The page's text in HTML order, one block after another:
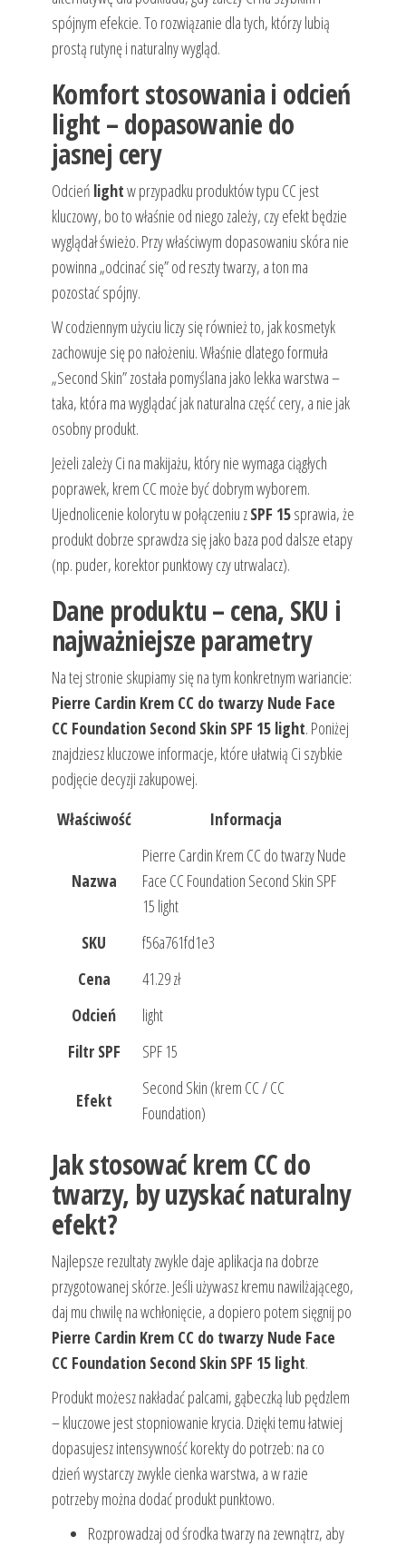
spójnym efekcie. To rozwiązanie dla tych, którzy lubią
prostą rutynę i naturalny wygląd.
Komfort stosowania i odcień
light – dopasowanie do
jasnej cery
Odcień lightw przypadku produktów typu CC jest
kluczowy, bo to właśnie od niego zależy, czy efekt będzie
wyglądał świeżo. Przy właściwym dopasowaniu skóra nie
powinna „odcinać się” od reszty twarzy, a ton ma
pozostać spójny.
W codziennym użyciu liczy się również to, jak kosmetyk
zachowuje się po nałożeniu. Właśnie dlatego formuła
„Second Skin” została pomyślana jako lekka warstwa –
taka, która ma wyglądać jak naturalna część cery, a nie jak
osobny produkt.
Jeżeli zależy Ci na makijażu, który nie wymaga ciągłych
poprawek, krem CC może być dobrym wyborem.
Ujednolicenie kolorytu w połączeniu zSPF 15sprawia, że
produkt dobrze sprawdza się jako baza pod dalsze etapy
(np. puder, korektor punktowy czy utrwalacz).
Dane produktu – cena, SKU i
najważniejsze parametry
Na tej stronie skupiamy się na tym konkretnym wariancie:
Pierre Cardin Krem CC do twarzy Nude Face
CC Foundation Second Skin SPF 15 light. Poniżej
znajdziesz kluczowe informacje, które ułatwią Ci szybkie
podjęcie decyzji zakupowej.
Właściwość
Informacja
Nazwa
Pierre Cardin Krem CC do twarzy Nude
Face CC Foundation Second Skin SPF
15 light
SKU
f56a761fd1e3
Cena
41.29 zł
Odcień
light
Filtr SPF
SPF 15
Efekt
Second Skin (krem CC / CC
Foundation)
Jak stosować krem CC do
twarzy, by uzyskać naturalny
efekt?
Najlepsze rezultaty zwykle daje aplikacja na dobrze
przygotowanej skórze. Jeśli używasz kremu nawilżającego,
daj mu chwilę na wchłonięcie, a dopiero potem sięgnij po
Pierre Cardin Krem CC do twarzy Nude Face
CC Foundation Second Skin SPF 15 light.
Produkt możesz nakładać palcami, gąbeczką lub pędzlem
– kluczowe jest stopniowanie krycia. Dzięki temu łatwiej
dopasujesz intensywność korekty do potrzeb: na co
dzień wystarczy zwykle cienka warstwa, a w razie
potrzeby można dodać produkt punktowo.
Rozprowadzaj od środka twarzy na zewnątrz, aby